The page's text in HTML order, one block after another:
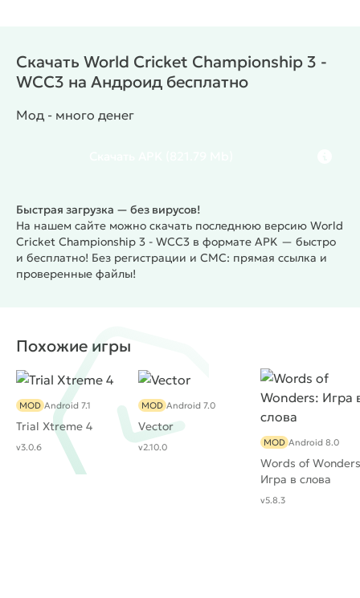
Скачать World Cricket Championship 3 -
WCC3 на Андроид бесплатно
Мод - много денег
Быстрая загрузка — без вирусов!
На нашем сайте можно скачать последнюю версию World
Cricket Championship 3 - WCC3 в формате APK — быстро
и бесплатно! Без регистрации и СМС: прямая ссылка и
проверенные файлы!
Похожие игры
Trial Xtreme 4
MOD Android 7.1
v3.0.6
Vector
MOD Android 7.0
v2.10.0
Words of
Игра в слова
MOD Android 8.0
v5.8.3